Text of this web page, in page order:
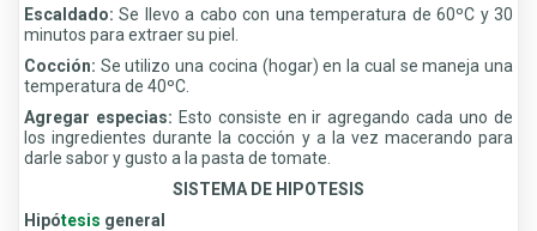
Escaldado: Se llevo a cabo con una temperatura de 60ºC y 30
minutos para extraer su piel.
Cocción: Se utilizo una cocina (hogar) en la cual se maneja una
temperatura de 40ºC.
Agregar especias: Esto consiste en ir agregando cada uno de
los ingredientes durante la cocción y a la vez macerando para
darle sabor y gusto a la pasta de tomate.
SISTEMA DE HIPOTESIS
Hipótesis general